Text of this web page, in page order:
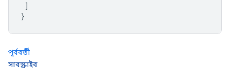
]
}
পূর্ববর্তী
সাবস্ক্রাইব